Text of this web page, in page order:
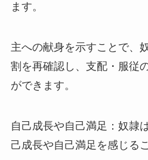
ます。
主への献身を示すことで、
割を再確認し、支配・服従
ができます。
自己成長や自己満足：奴隷
己成長や自己満足を感じる